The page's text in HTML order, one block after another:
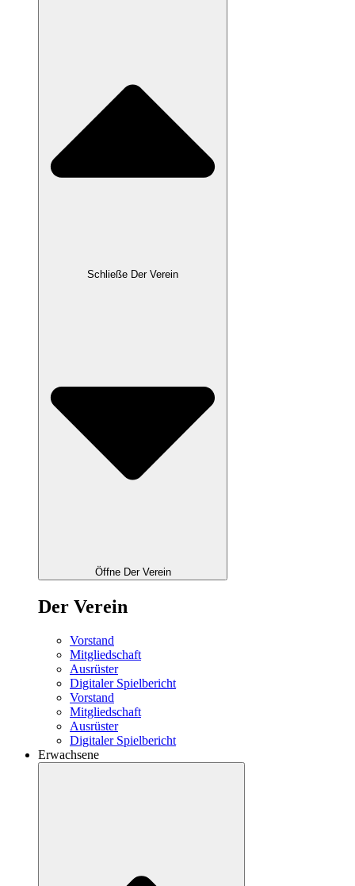
Schließe Der Verein
Öffne Der Verein
Der Verein
Vorstand
Mitgliedschaft
Ausrüster
Digitaler Spielbericht
Vorstand
Mitgliedschaft
Ausrüster
Digitaler Spielbericht
Erwachsene